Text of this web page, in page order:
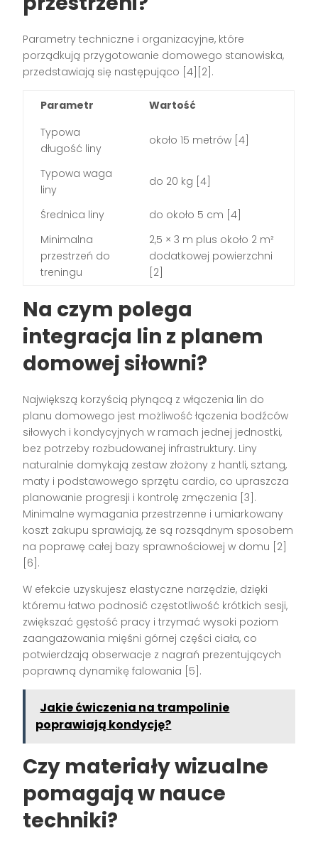
Parametry techniczne i organizacyjne, które
porządkują przygotowanie domowego stanowiska,
przedstawiają się następująco [4][2].
Parametr
Wartość
Typowa
długość liny
około 15 metrów [4]
Typowa waga
liny
do 20 kg [4]
Średnica liny
do około 5 cm [4]
Minimalna
przestrzeń do
treningu
2,5 × 3 m plus około 2 m²
dodatkowej powierzchni
[2]
Na czym polega
integracja lin z planem
domowej siłowni?
Największą korzyścią płynącą z włączenia lin do
planu domowego jest możliwość łączenia bodźców
siłowych i kondycyjnych w ramach jednej jednostki,
bez potrzeby rozbudowanej infrastruktury. Liny
naturalnie domykają zestaw złożony z hantli, sztang,
maty i podstawowego sprzętu cardio, co upraszcza
planowanie progresji i kontrolę zmęczenia [3].
Minimalne wymagania przestrzenne i umiarkowany
koszt zakupu sprawiają, że są rozsądnym sposobem
na poprawę całej bazy sprawnościowej w domu [2]
[6].
W efekcie uzyskujesz elastyczne narzędzie, dzięki
któremu łatwo podnosić częstotliwość krótkich sesji,
zwiększać gęstość pracy i trzymać wysoki poziom
zaangażowania mięśni górnej części ciała, co
potwierdzają obserwacje z nagrań prezentujących
poprawną dynamikę falowania [5].
Jakie ćwiczenia na trampolinie
poprawiają kondycję?
Czy materiały wizualne
pomagają w nauce
techniki?